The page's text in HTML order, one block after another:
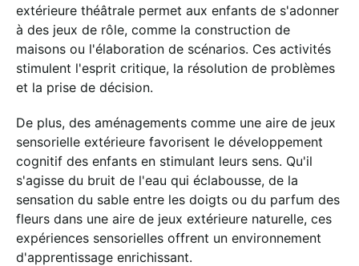
extérieure théâtrale permet aux enfants de s'adonner
à des jeux de rôle, comme la construction de
maisons ou l'élaboration de scénarios. Ces activités
stimulent l'esprit critique, la résolution de problèmes
et la prise de décision.
De plus, des aménagements comme une aire de jeux
sensorielle extérieure favorisent le développement
cognitif des enfants en stimulant leurs sens. Qu'il
s'agisse du bruit de l'eau qui éclabousse, de la
sensation du sable entre les doigts ou du parfum des
fleurs dans une aire de jeux extérieure naturelle, ces
expériences sensorielles offrent un environnement
d'apprentissage enrichissant.